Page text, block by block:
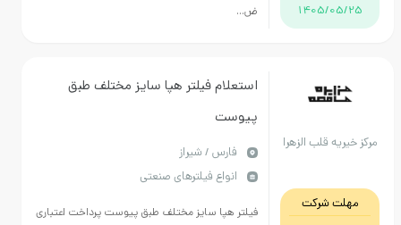
1405/
ض...
قلب الزهرا
شرکت
استعلام فیلتر هپا سایز مختلف طبق
فارس / شیراز
انواع فیلترهای صنعتی
فیلتر هپا سایز مختلف طبق پیوست پرداخت اعتباری